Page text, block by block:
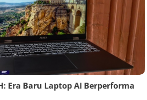
Era Baru Laptop AI Berperforma